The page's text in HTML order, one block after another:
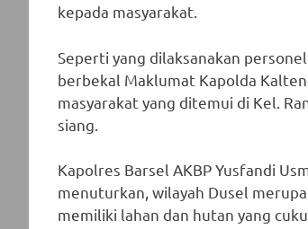
kepada masyarakat.
Seperti yang dilaksanakan
berbekal Maklumat Kapolda
masyarakat yang ditemui di Kel.
siang.
Kapolres Barsel AKBP Yusfandi
menuturkan, wilayah Dusel
memiliki lahan dan hutan yang